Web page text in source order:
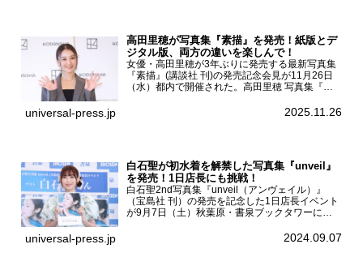
高田里穂が写真集『素描』を発売！紙版とデ
ジタル版、両方の違いを楽しんで！
女優・高田里穂が3年ぶりに発売する最新写真集
『素描』(講談社 刊)の発売記念会見が11月26日
（水）都内で開催された。高田里穂 写真集『素
あなたです』(読売テレビ)に出演するなど女優と
universal-press.jp 2025.11.26
白石聖が初水着を解禁した写真集『unveil』
を発売！1日店長にも挑戦！
白石聖2nd写真集『unveil（アンヴェイル）』
（宝島社 刊）の発売を記念した1日店長イベント
が9月7日（土）秋葉原・書泉ブックタワーにて
を記念し1日店長イベントを開催した本写真集は
universal-press.jp 2024.09.07